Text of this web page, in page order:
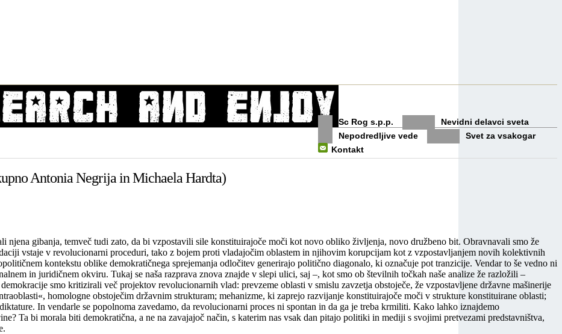
Sc Rog s.p.p.
Nevidni delavci sveta
Nepodredljive vede
Svet za vsakogar
Kontakt
Antonia Negrija in Michaela Hardta)
gibanja, temveč tudi zato, da bi vzpostavili sile konstituirajoče moči kot novo obliko življenja, novo družbeno bit. Obravnavali smo že
vstaje v revolucionarni proceduri, tako z bojem proti vladajočim oblastem in njihovim korupcijam kot z vzpostavljanjem novih kolektivnih
kontekstu oblike demokratičnega sprejemanja odločitev generirajo politično diagonalo, ki označuje pot tranzicije. Vendar to še vedno ni
in juridičnem okviru. Tukaj se naša razprava znova znajde v slepi ulici, saj –, kot smo ob številnih točkah naše analize že razložili –
smo kritizirali več projektov revolucionarnih vlad: prevzeme oblasti v smislu zavzetja obstoječe, že vzpostavljene državne mašinerije
homologne obstoječim državnim strukturam; mehanizme, ki zaprejo razvijanje konstituirajoče moči v strukture konstituirane oblasti;
In vendarle se popolnoma zavedamo, da revolucionarni proces ni spontan in da ga je treba krmiliti. Kako lahko iznajdemo
Ta bi morala biti demokratična, a ne na zavajajoč način, s katerim nas vsak dan pitajo politiki in mediji s svojimi pretvezami predstavništva,